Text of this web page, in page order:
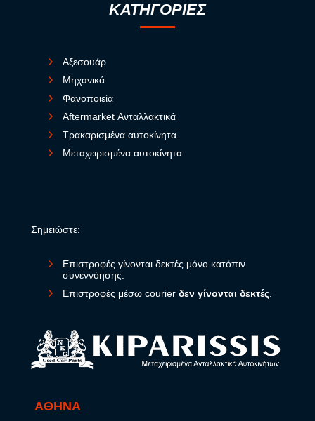
ΚΑΤΗΓΟΡΙΕΣ
Αξεσουάρ
Μηχανικά
Φανοποιεία
Aftermarket Ανταλλακτικά
Τρακαρισμένα αυτοκίνητα
Μεταχειρισμένα αυτοκίνητα
Σημειώστε:
Επιστροφές γίνονται δεκτές μόνο κατόπιν
συνεννόησης.
Επιστροφές μέσω courier δεν γίνονται δεκτές
ΑΘΗΝΑ